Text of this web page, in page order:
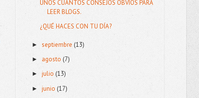
UNOS CUANTOS CONSEJOS OBVIOS PARA
LEER BLOGS.
¿QUÉ HACES CON TU DÍA?
► septiembre (13)
► agosto(7)
►julio(13)
►junio (17)